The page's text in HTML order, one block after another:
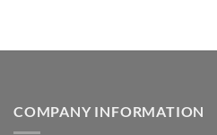
COMPANY INFORMATION